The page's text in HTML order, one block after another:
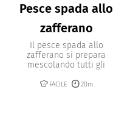
Pesce spada allo
zafferano
Il pesce spada allo
zafferano si prepara
mescolando tutti gli
ingredienti e...
FACILE 20m